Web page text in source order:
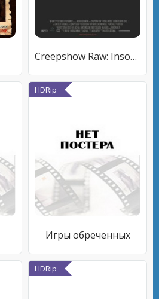
Creepshow Raw: Insomnia
HDRip
Игры обреченных
HDRip